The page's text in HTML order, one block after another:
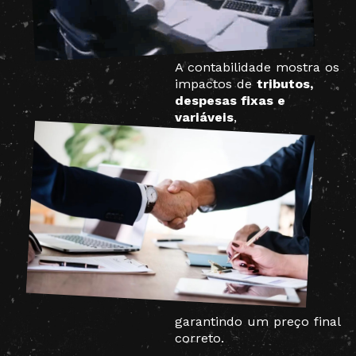
A contabilidade mostra os
impactos de tributos,
despesas fixas e
variáveis,
garantindo um preço final
correto.